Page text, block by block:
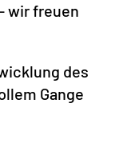
wir freuen
des
Gange